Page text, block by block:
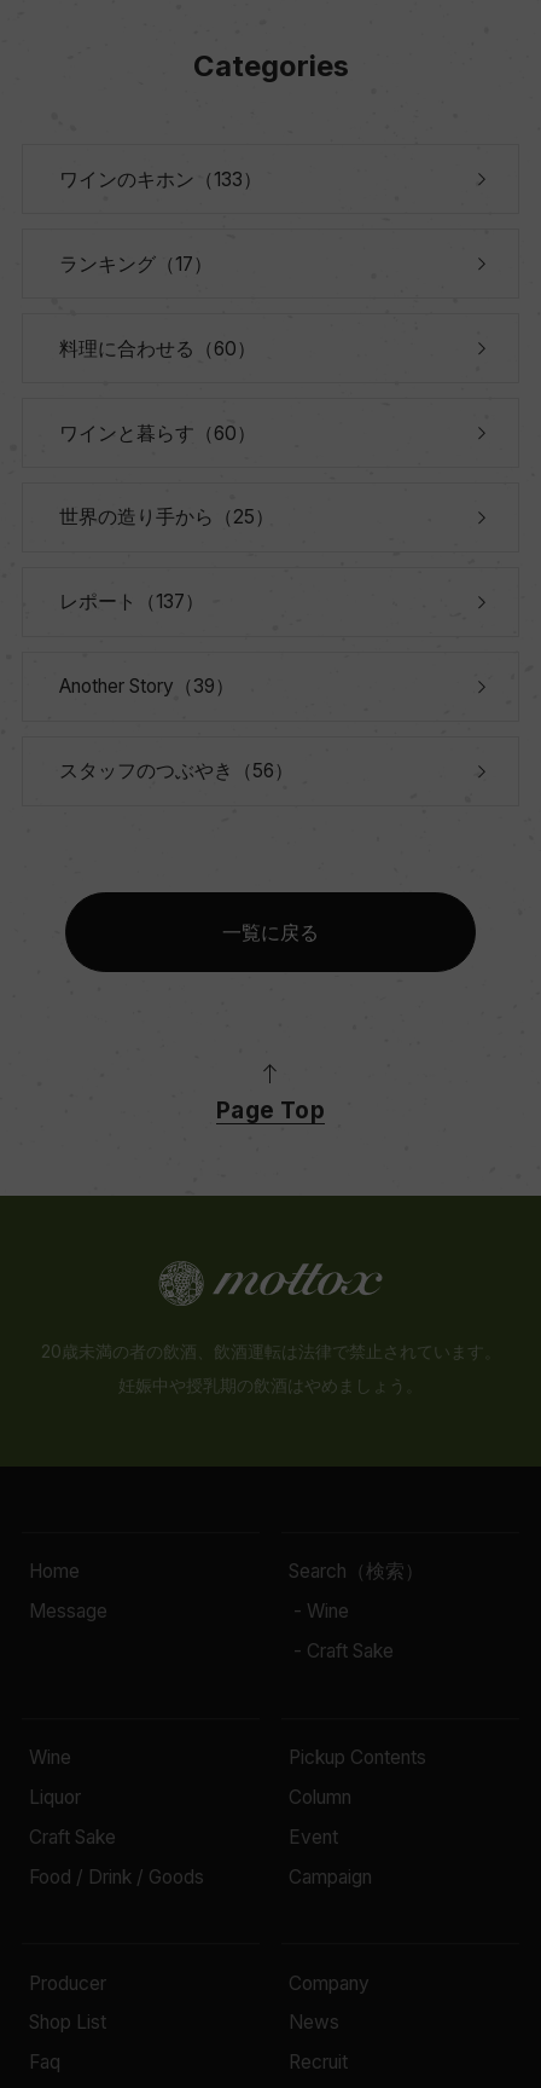
Categories
ワインのキホン（133）
ランキング（17）
料理に合わせる（60）
ワインと暮らす（60）
世界の造り手から（25）
レポート（137）
Another Story（39）
スタッフのつぶやき（56）
一覧に戻る
Page Top
20歳未満の者の飲酒、飲酒運転は法律で禁止されています。
妊娠中や授乳期の飲酒はやめましょう。
Home
Message
Search（検索）
- Wine
- Craft Sake
Wine
Liquor
Craft Sake
Food / Drink / Goods
Pickup Contents
Column
Event
Campaign
Producer
Shop List
Faq
Company
News
Recruit